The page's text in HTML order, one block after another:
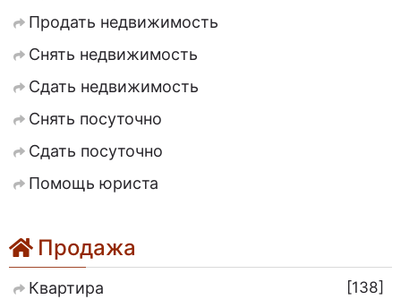
Продать недвижимость
Снять недвижимость
Сдать недвижимость
Снять посуточно
Сдать посуточно
Помощь юриста
Продажа
Квартира
138